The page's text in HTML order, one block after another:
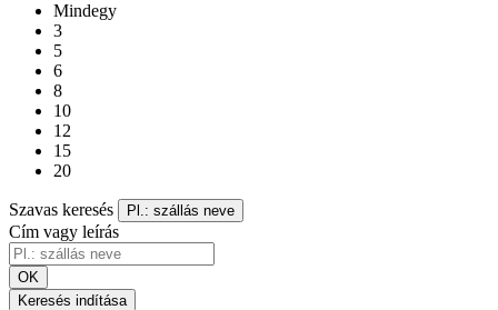
Mindegy
3
5
6
8
10
12
15
20
Szavas keresés Pl.: szállás neve
Cím vagy leírás
OK
Keresés indítása